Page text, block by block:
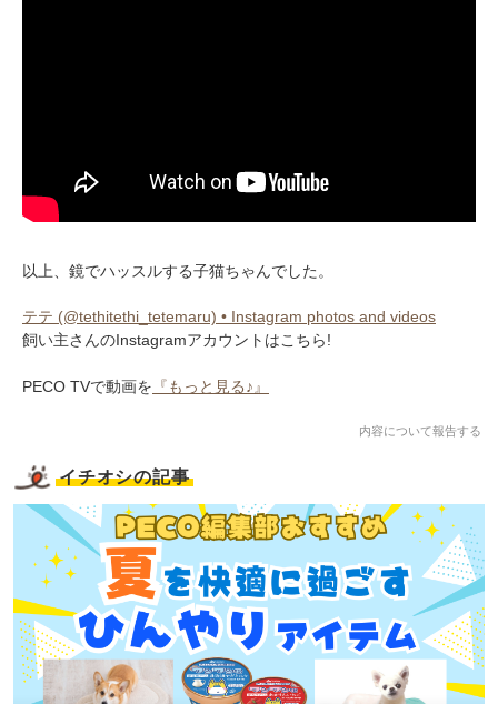
以上、鏡でハッスルする子猫ちゃんでした。
テテ (@tethitethi_tetemaru) • Instagram photos and videos
飼い主さんのInstagramアカウントはこちら!
PECO TVで動画を 『もっと見る♪』
内容について報告する
イチオシの記事